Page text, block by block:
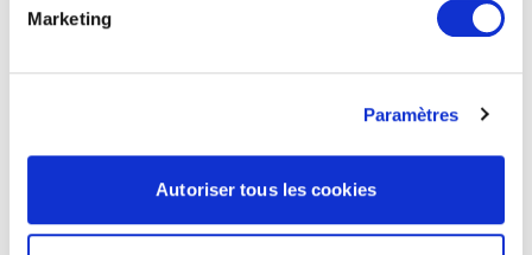
Marketing
Paramètres
Autoriser tous les cookies